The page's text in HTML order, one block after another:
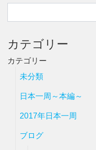
カテゴリー
カテゴリー
未分類
日本一周～本編～
2017年日本一周
ブログ